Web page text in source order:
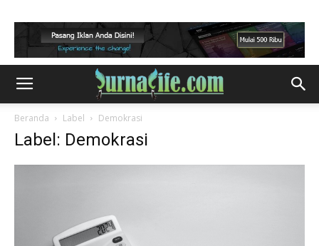
Beranda Label Demokrasi
Label: Demokrasi